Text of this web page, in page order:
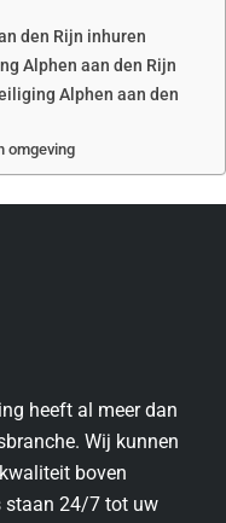
den Rijn inhuren
Alphen aan den Rijn
Alphen aan den
omgeving
heeft al meer dan
Wij kunnen
boven
staan 24/7 tot uw